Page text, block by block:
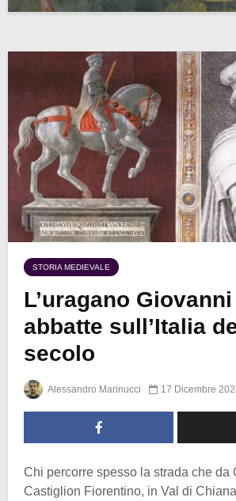
STORIA MEDIEVALE
L’uragano
abbatte sull’Italia
secolo
Alessandro Marinucci 17 Dicembre
Chi percorre spesso la strada che da
Castiglion Fiorentino, in Val di